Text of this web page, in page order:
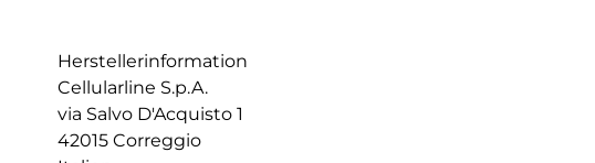
Herstellerinformation
Cellularline S.p.A.
via Salvo D'Acquisto 1
42015 Correggio